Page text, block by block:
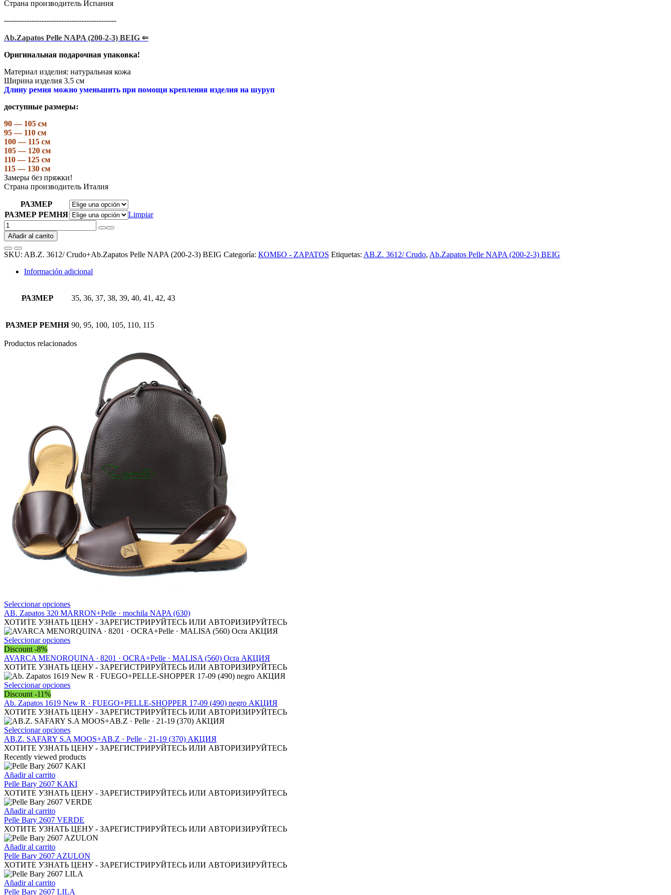
Страна производитель Испания
---------------------------------------------
Ab.Zapatos Pelle NAPA (200-2-3) BEIG ⇐
Оригинальная подарочная упаковка!
Материал изделия: натуральная кожа
Ширина изделия 3.5 см
Длину ремня можно уменьшить при помощи крепления изделия на шуруп
доступные размеры:
90 — 105 см
95 — 110 см
100 — 115 см
105 — 120 см
110 — 125 см
115 — 130 см
Замеры без пряжки!
Страна производитель Италия
РАЗМЕР
РАЗМЕР РЕМНЯ
Limpiar
AB.Z.
3612/
Crudo+Ab.Zapatos
Pelle
NAPA
(200-
BEIG
Añadir al carrito
SKU: AB.Z. 3612/ Crudo+Ab.Zapatos Pelle NAPA (200-2-3) BEIG Categoría: КОМБО - ZAPATOS Etiquetas: AB.Z. 3612/ Crudo, Ab.Zapatos Pelle NAPA (200-2-3) BEIG
Información adicional
РАЗМЕР 35, 36, 37, 38, 39, 40, 41, 42, 43
РАЗМЕР РЕМНЯ 90, 95, 100, 105, 110, 115
Productos relacionados
Seleccionar opcionesEste
producto
tiene
múltiples
variantes.
opciones
se
pueden
elegir
la
página
de
producto
AB. Zapatos 320 MARRON+Pelle · mochila NAPA (630)
ХОТИТЕ УЗНАТЬ ЦЕНУ - ЗАРЕГИСТРИРУЙТЕСЬ ИЛИ АВТОРИЗИРУЙТЕСЬ
Seleccionar opcionesEste
tiene
múltiples
variantes.
Las
se
pueden
elegir
en
la
página
de
producto
Discount -8%
AVARCA MENORQUINA · 8201 · OCRA+Pelle · MALISA (560) Ocra АКЦИЯ
ХОТИТЕ УЗНАТЬ ЦЕНУ - ЗАРЕГИСТРИРУЙТЕСЬ ИЛИ АВТОРИЗИРУЙТЕСЬ
Seleccionar opcionesEste
tiene
múltiples
variantes.
Las
opciones
se
pueden
elegir
la
página
de
Discount -11%
Ab. Zapatos 1619 New R · FUEGO+PELLE-SHOPPER 17-09 (490) negro АКЦИЯ
ХОТИТЕ УЗНАТЬ ЦЕНУ - ЗАРЕГИСТРИРУЙТЕСЬ ИЛИ АВТОРИЗИРУЙТЕСЬ
Seleccionar opcionesEste
producto
tiene
múltiples
variantes.
opciones
se
pueden
en
la
página
producto
AB.Z. SAFARY S.A MOOS+AB.Z · Pelle · 21-19 (370) АКЦИЯ
ХОТИТЕ УЗНАТЬ ЦЕНУ - ЗАРЕГИСТРИРУЙТЕСЬ ИЛИ АВТОРИЗИРУЙТЕСЬ
Recently viewed products
Añadir al carrito
Pelle Bary 2607 KAKI
ХОТИТЕ УЗНАТЬ ЦЕНУ - ЗАРЕГИСТРИРУЙТЕСЬ ИЛИ АВТОРИЗИРУЙТЕСЬ
Añadir al carrito
Pelle Bary 2607 VERDE
ХОТИТЕ УЗНАТЬ ЦЕНУ - ЗАРЕГИСТРИРУЙТЕСЬ ИЛИ АВТОРИЗИРУЙТЕСЬ
Añadir al carrito
Pelle Bary 2607 AZULON
ХОТИТЕ УЗНАТЬ ЦЕНУ - ЗАРЕГИСТРИРУЙТЕСЬ ИЛИ АВТОРИЗИРУЙТЕСЬ
Añadir al carrito
Pelle Bary 2607 LILA